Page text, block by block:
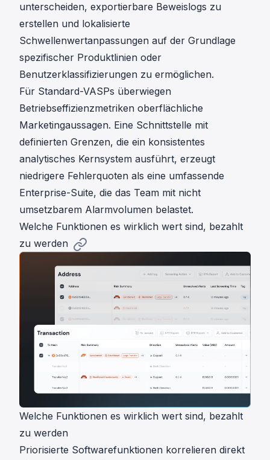
unterscheiden, exportierbare Beweislogs zu
erstellen und lokalisierte
Schwellenwertanpassungen auf der Grundlage
spezifischer Produktlinien oder
Benutzerklassifizierungen zu ermöglichen.
Für Standard-VASPs überwiegen
Betriebseffizienzmetriken oberflächliche
Marketingaussagen. Eine Schnittstelle mit
definierten Grenzen, die ein konsistentes
analytisches Kernsystem ausführt, erzeugt
niedrigere Fehlerquoten als eine umfassende
Enterprise-Suite, die das Team mit nicht
umsetzbarem Alarmvolumen belastet.
Welche Funktionen es wirklich wert sind, bezahlt
zu werden
Welche Funktionen es wirklich wert sind, bezahlt
zu werden
Priorisierte Softwarefunktionen korrelieren direkt